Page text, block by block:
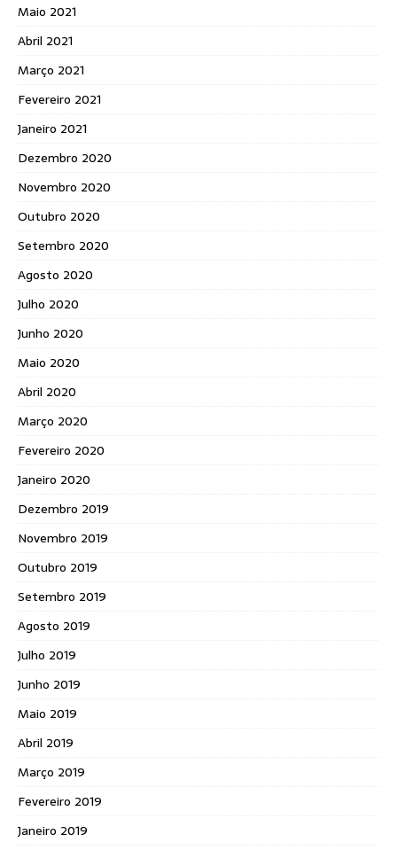
Maio 2021
Abril 2021
Março 2021
Fevereiro 2021
Janeiro 2021
Dezembro 2020
Novembro 2020
Outubro 2020
Setembro 2020
Agosto 2020
Julho 2020
Junho 2020
Maio 2020
Abril 2020
Março 2020
Fevereiro 2020
Janeiro 2020
Dezembro 2019
Novembro 2019
Outubro 2019
Setembro 2019
Agosto 2019
Julho 2019
Junho 2019
Maio 2019
Abril 2019
Março 2019
Fevereiro 2019
Janeiro 2019